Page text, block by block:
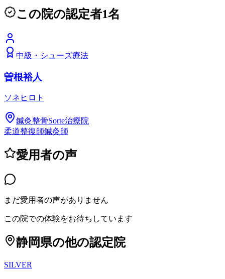
この院の認定者1名
中級 ・ シューズ療法
曽根裕人
ソネヒロト
鍼灸整骨Sorte治療院
柔道整復師鍼灸師
愛用者の声
まだ愛用者の声がありません
この院での体験をお待ちしています
静岡県の他の認定院
SILVER